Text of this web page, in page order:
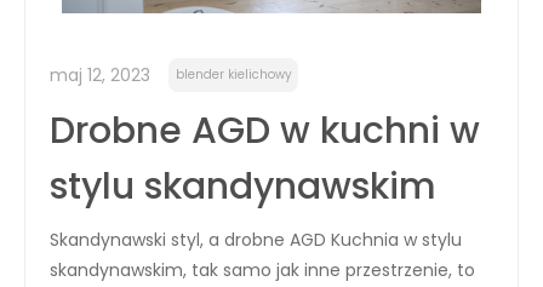
maj 12, 2023 blender kielichowy
Drobne AGD w kuchni w
stylu skandynawskim
Skandynawski styl, a drobne AGD Kuchnia w stylu
skandynawskim, tak samo jak inne przestrzenie, to